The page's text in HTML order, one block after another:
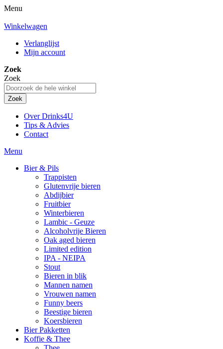
Menu
Winkelwagen
Verlanglijst
Mijn account
Zoek
Zoek
Zoek
Over Drinks4U
Tips & Advies
Contact
Menu
Bier & Pils
Trappisten
Glutenvrije bieren
Abdijbier
Fruitbier
Winterbieren
Lambic - Geuze
Alcoholvrije Bieren
Oak aged bieren
Limited edition
IPA - NEIPA
Stout
Bieren in blik
Mannen namen
Vrouwen namen
Funny beers
Beestige bieren
Koersbieren
Bier Pakketten
Koffie & Thee